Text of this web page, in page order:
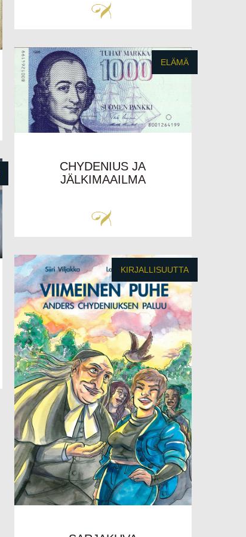
ELÄMÄ
CHYDENIUS JA
JÄLKIMAAILMA
KIRJALLISUUTTA